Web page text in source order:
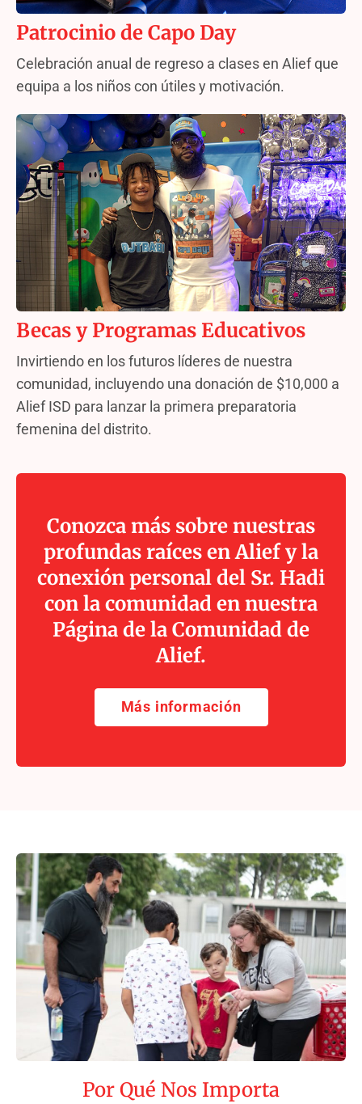
Patrocinio de Capo Day
Celebración anual de regreso a clases en Alief que
equipa a los niños con útiles y motivación.
Becas y Programas Educativos
Invirtiendo en los futuros líderes de nuestra
comunidad, incluyendo una donación de $10,000 a
Alief ISD para lanzar la primera preparatoria
femenina del distrito.
Conozca más sobre nuestras
profundas raíces en Alief y la
conexión personal del Sr. Hadi
con la comunidad en nuestra
Página de la Comunidad de
Alief.
Más información
Por Qué Nos Importa